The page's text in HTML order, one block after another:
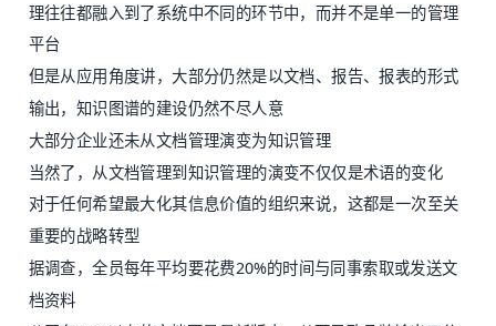
理往往都融入到了系统中不同的环节中，而并不是单一的管理
平台
但是从应用角度讲，大部分仍然是以文档、报告、报表的形式
输出，知识图谱的建设仍然不尽人意
大部分企业还未从文档管理演变为知识管理
当然了，从文档管理到知识管理的演变不仅仅是术语的变化
对于任何希望最大化其信息价值的组织来说，这都是一次至关
重要的战略转型
据调查，全员每年平均要花费20%的时间与同事索取或发送文
档资料